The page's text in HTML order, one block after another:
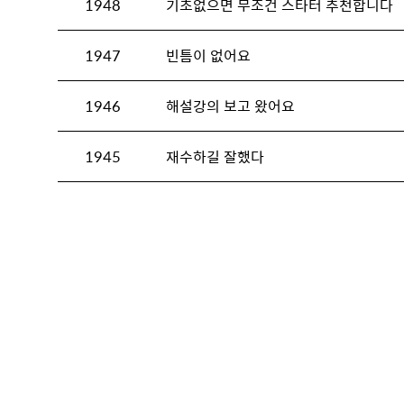
1948 기초없으면 무조건 스타터 추천합니다
1947 빈틈이 없어요
1946 해설강의 보고 왔어요
1945 재수하길 잘했다